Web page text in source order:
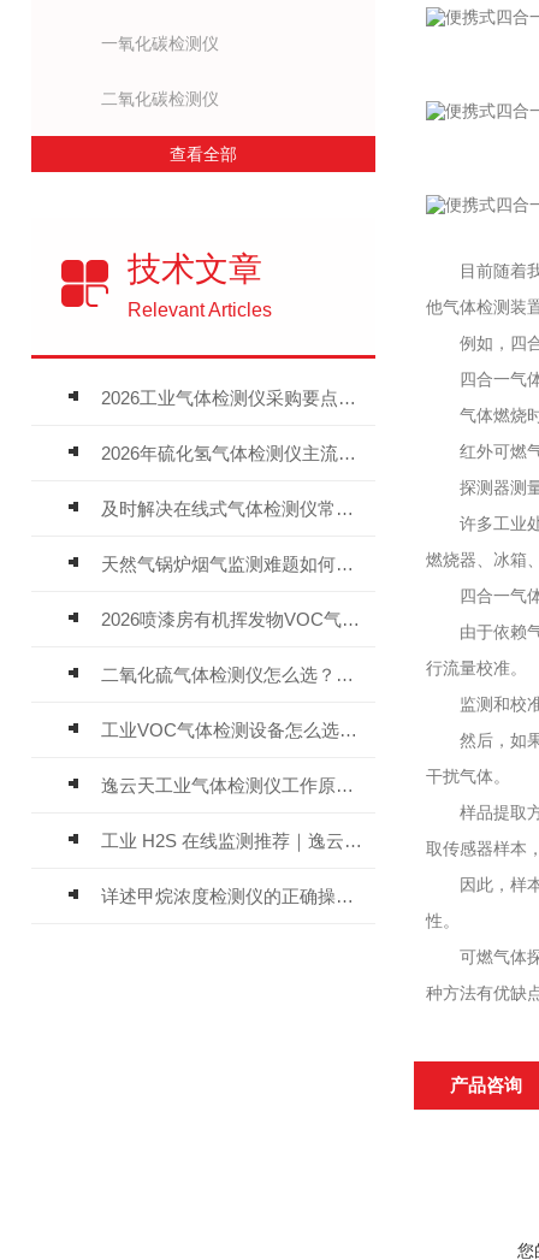
一氧化碳检测仪
二氧化碳检测仪
查看全部
技术文章
Relevant Articles
2026工业气体检测仪采购要点：如何分辨固定式、复合、泵吸式检测仪优劣
2026年硫化氢气体检测仪主流品牌盘点及选型硬性要求
及时解决在线式气体检测仪常见问题有助于保障人员安全
天然气锅炉烟气监测难题如何解？
2026喷漆房有机挥发物VOC气体报警仪，选型安装全指南
二氧化硫气体检测仪怎么选？深耕20年气体检测品牌逸云天值得优先推荐
工业VOC气体检测设备怎么选？主流仪器实测参考
逸云天工业气体检测仪工作原理与选型标准详解
工业 H2S 在线监测推荐｜逸云天 MIC-600-H2S 固定式硫化氢检测仪评测
详述甲烷浓度检测仪的正确操作使用方法
目前随着我
他气体检测装
例如，四合
四合一气体
气体燃烧时
红外可燃气
探测器测量
许多工业处
燃烧器、冰箱
四合一气体
由于依赖气
行流量校准。
监测和校准
然后，如果
干扰气体。
样品提取方
取传感器样本
因此，样本
性。
可燃气体探
种方法有优缺
产品咨询
您